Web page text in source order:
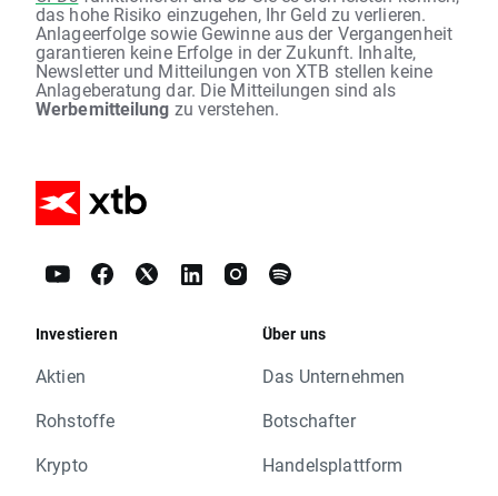
das hohe Risiko einzugehen, Ihr Geld zu verlieren.
Anlageerfolge sowie Gewinne aus der Vergangenheit
garantieren keine Erfolge in der Zukunft. Inhalte,
Newsletter und Mitteilungen von XTB stellen keine
Anlageberatung dar. Die Mitteilungen sind als
Werbemitteilung zu verstehen.
Investieren
Aktien
Rohstoffe
Krypto
Über uns
Das Unternehmen
Botschafter
Handelsplattform